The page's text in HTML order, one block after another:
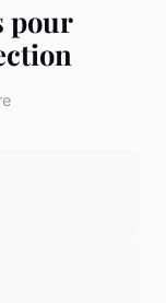
pour